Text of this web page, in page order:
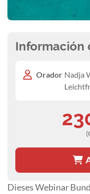
Dieses Webinar
Información
Orador Nadja